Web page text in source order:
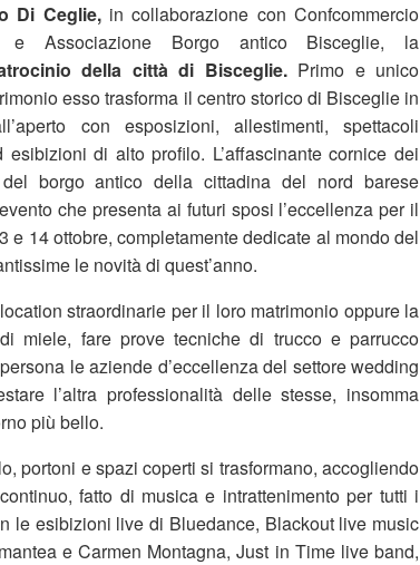
Di Ceglie, in collaborazione con Confcommercio
e Associazione Borgo antico Bisceglie, la
della città di Bisceglie. Primo e unico
esso trasforma il centro storico di Bisceglie in
con esposizioni, allestimenti, spettacoli
di alto profilo. L’affascinante cornice dei
borgo antico della cittadina del nord barese
che presenta ai futuri sposi l’eccellenza per il
e 14 ottobre, completamente dedicate al mondo del
le novità di quest’anno.
straordinarie per il loro matrimonio oppure la
miele, fare prove tecniche di trucco e parrucco
le aziende d’eccellenza del settore wedding
l’altra professionalità delle stesse, insomma
più bello.
portoni e spazi coperti si trasformano, accogliendo
fatto di musica e intrattenimento per tutti i
le esibizioni live di Bluedance, Blackout live music
e Carmen Montagna, Just in Time live band,